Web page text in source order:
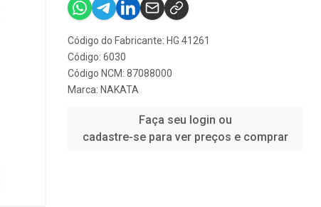
Código do Fabricante: HG 41261
Código: 6030
Código NCM: 87088000
Marca: NAKATA
Faça seu login ou
cadastre-se para ver preços e comprar